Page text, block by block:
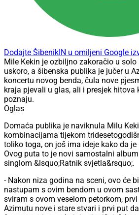
Dodajte ŠibenikIN u omiljeni Google
Mile Kekin je ozbiljno zakoračio u
uskoro, a šibenska publika je jučer u
koncertu novog benda, čula nove
kraja pjevali u glas, ali i presjek hitova
poznaju.
Oglas
Domaća publika je naviknula Milu
kombinacijama tijekom
toliko toga, on još ima ideje kako da
Ovog puta to je novi samostalni
singlom &lsquo;Ratnik svjetla&rsquo;.
- Nakon niza godina na sceni, ovo će
nastupam s ovim bendom u ovom
sviram s ovom veselom petorkom,
Azimutu nove i stare stvari i prvi put